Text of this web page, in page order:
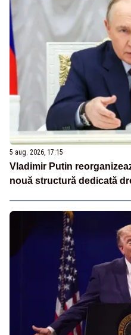
5 aug. 2026, 17:15
Vladimir Putin
nouă structură dedicată